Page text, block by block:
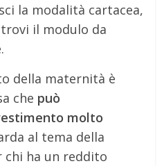
la modalità cartacea,
il modulo da
della maternità è
che può
molto
al tema della
chi ha un reddito